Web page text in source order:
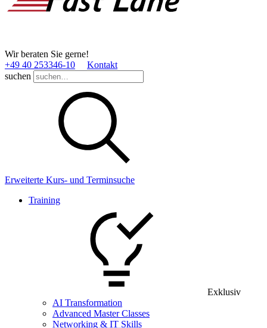
Wir beraten Sie gerne!
+49 40 253346­-10
Kontakt
suchen
Erweiterte Kurs- und Terminsuche
Training
Exklusiv
AI Transformation
Advanced Master Classes
Networking & IT Skills